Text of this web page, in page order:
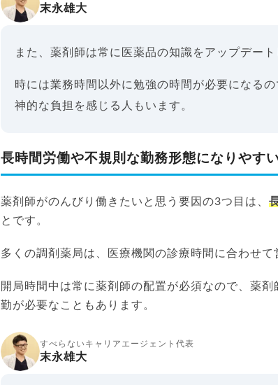
末永雄大
また、薬剤師は常に医薬品の知識をアップデー
時には業務時間以外に勉強の時間が必要になる
神的な負担を感じる人もいます。
長時間労働や不規則な勤務形態になりやす
薬剤師がのんびり働きたいと思う要因の3つ目は、
とです。
多くの調剤薬局は、医療機関の診療時間に合わせて
開局時間中は常に薬剤師の配置が必須なので、薬
勤が必要なこともあります。
すべらないキャリアエージェント代表
末永雄大